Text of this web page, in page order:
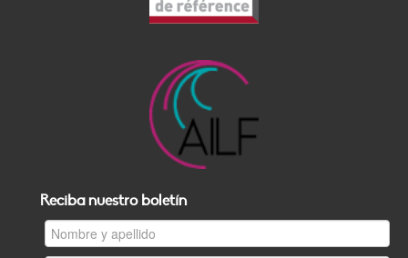
Reciba nuestro boletín